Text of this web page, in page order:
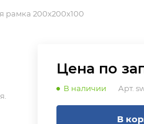
рамка 200x200x100
Цена по
В наличии Арт.
В